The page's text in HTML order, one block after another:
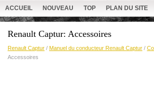
ACCUEIL NOUVEAU TOP PLAN DU SITE
Renault Captur: Accessoires
Renault Captur / Manuel du conducteur Renault Captur /
Accessoires